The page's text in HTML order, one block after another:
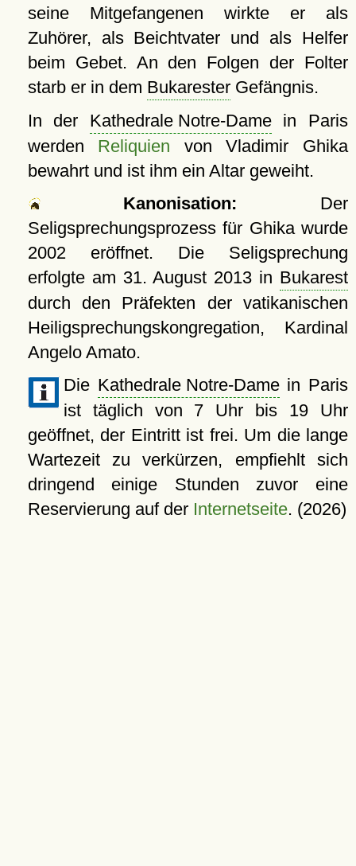
seine Mitgefangenen wirkte er als
Zuhörer, als Beichtvater und als Helfer
beim Gebet. An den Folgen der Folter
starb er in dem BukaresterGefängnis.
In der Kathedrale Notre-Damein Paris
werden Reliquien von Vladimir Ghika
bewahrt und ist ihm ein Altar geweiht.
Kanonisation: Der
Seligsprechungsprozess für Ghika wurde
2002 eröffnet. Die Seligsprechung
erfolgte am 31. August 2013 in Bukarest
durch den Präfekten der vatikanischen
Heiligsprechungskongregation, Kardinal
Angelo Amato.
Die Kathedrale Notre-Damein Paris
ist täglich von 7 Uhr bis 19 Uhr
geöffnet, der Eintritt ist frei. Um die lange
Wartezeit zu verkürzen, empfiehlt sich
dringend einige Stunden zuvor eine
Reservierung auf der Internetseite. (2026)